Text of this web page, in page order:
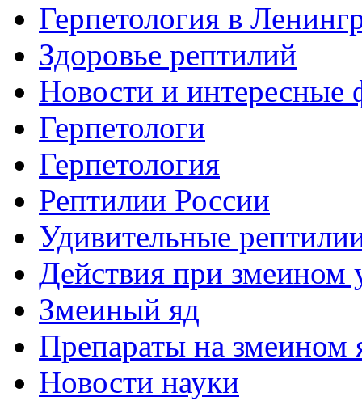
Герпетология в
Здоровье рептилий
Новости и интересные
Герпетологи
Герпетология
Рептилии России
Удивительные
Действия при змеином
Змеиный яд
Препараты на змеином
Новости науки